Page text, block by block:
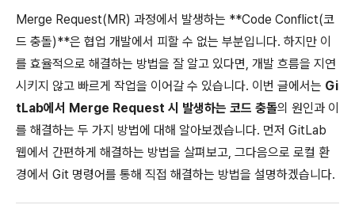
Merge Request(MR) 과정에서 발생하는 **Code Conflict(코
드 충돌)**은 협업 개발에서 피할 수 없는 부분입니다. 하지만 이
를 효율적으로 해결하는 방법을 잘 알고 있다면, 개발 흐름을 지연
시키지 않고 빠르게 작업을 이어갈 수 있습니다. 이번 글에서는 Gi
tLab에서 Merge Request 시 발생하는 코드 충돌의 원인과 이
를 해결하는 두 가지 방법에 대해 알아보겠습니다. 먼저 GitLab
웹에서 간편하게 해결하는 방법을 살펴보고, 그다음으로 로컬 환
경에서 Git 명령어를 통해 직접 해결하는 방법을 설명하겠습니다.